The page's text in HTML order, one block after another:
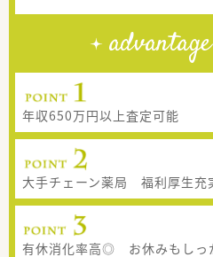
advantage
年収650万円以上査定可能
大手チェーン薬局 福利厚生充
有休消化率高◎ お休みもしっ